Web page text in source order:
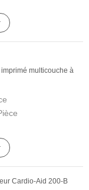
multicouche à
Cardio-Aid 200-B